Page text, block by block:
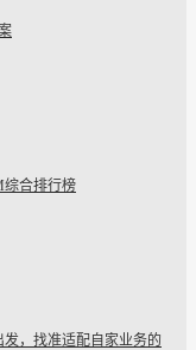
综合排行榜
，找准适配自家业务的